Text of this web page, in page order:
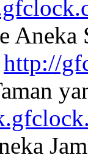
Aneka
http://